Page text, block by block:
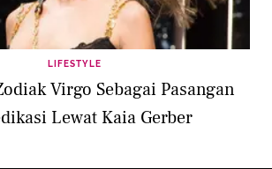
LIFESTYLE
Virgo Sebagai Pasangan
Lewat Kaia Gerber